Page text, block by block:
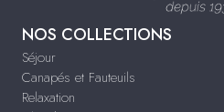
NOS COLLECTIONS
Séjour
Canapés et Fauteuils
Relaxation